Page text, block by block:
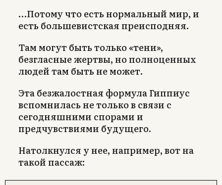
…Потому что есть нормальный мир, и
есть большевистская преисподняя.
Там могут быть только «тени»,
безгласные жертвы, но полноценных
людей там быть не может.
Эта безжалостная формула Гиппиус
вспомнилась не только в связи с
сегодняшними спорами и
предчувствиями будущего.
Натолкнулся у нее, например, вот на
такой пассаж: